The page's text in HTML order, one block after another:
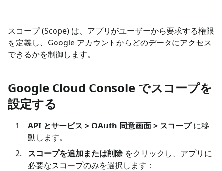
スコープ (Scope) は、アプリがユーザーから要求する権限
を定義し、Google アカウントからどのデータにアクセス
できるかを制御します。
Google Cloud Console でスコープを
設定する
API とサービス > OAuth 同意画面 > スコープに移
動します。
スコープを追加または削除をクリックし、アプリに
必要なスコープのみを選択します：